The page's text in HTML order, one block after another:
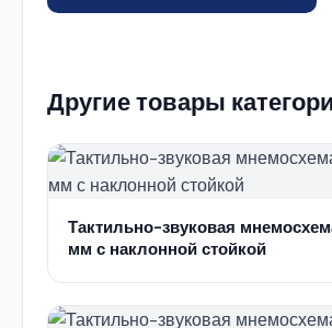
Другие товары
Тактильно-звуковая
мм с наклонной стойкой